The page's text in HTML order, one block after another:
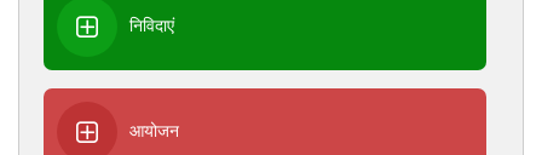
निविदाएं
आयोजन